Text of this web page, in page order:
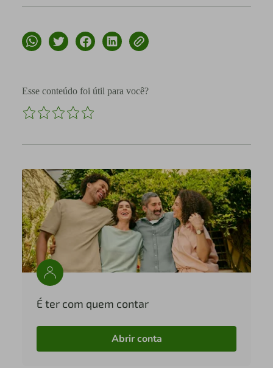
Esse conteúdo foi útil para você?
É ter com quem contar
Abrir conta